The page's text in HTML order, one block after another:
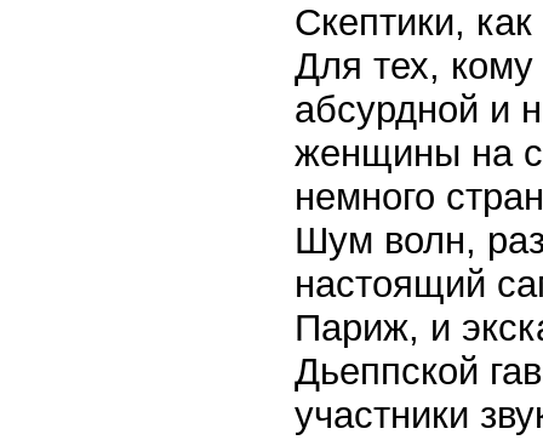
Скептики,
Для тех, кому
абсурдной и
женщины на
немного
Шум волн,
настоящий
Париж, и
Дьеппской
участники